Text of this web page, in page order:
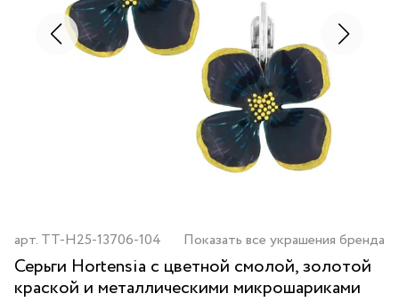
арт. TT-H25-13706-104 Показать все украшения бренда
Серьги Hortensia с цветной смолой, золотой
краской и металлическими микрошариками